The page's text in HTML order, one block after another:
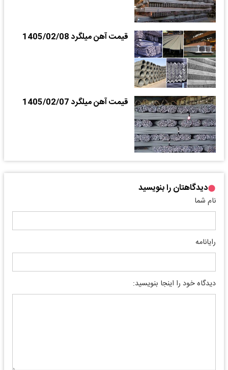
قیمت آهن میلگرد 1405/02/08
قیمت آهن میلگرد 1405/02/07
دیدگاهتان را بنویسید
نام شما
رایانامه
دیدگاه خود را اینجا بنویسید: